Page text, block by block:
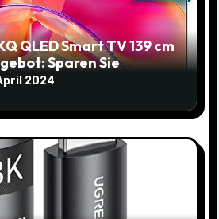
QLED Smart TV 139 cm
Sparen Sie
2024